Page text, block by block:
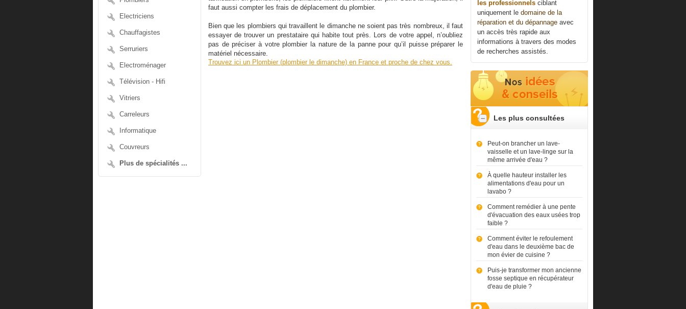
Electriciens
Chauffagistes
Serruriers
Electroménager
Télévision - Hifi
Vitriers
Carreleurs
Informatique
Couvreurs
Plus de spécialités ...
faut aussi compter les frais de déplacement du plombier.
Bien que les plombiers qui travaillent le dimanche ne soient pas très nombreux, il faut
essayer de trouver un prestataire qui habite tout près. Lors de votre appel, n’oubliez
pas de préciser à votre plombier la nature de la panne pour qu’il puisse préparer le
matériel nécessaire.
Trouvez ici un Plombier (plombier le dimanche) en France et proche de chez vous.
les professionnelsciblant
uniquement le domaine de la
réparation et du dépannageavec
un accès très rapide aux
informations à travers des modes
de recherches assistés.
Les plus consultées
Peut-on brancher un lave-
vaisselle et un lave-linge sur la
même arrivée d'eau ?
À quelle hauteur installer les
alimentations d'eau pour un
lavabo ?
Comment remédier à une pente
d'évacuation des eaux usées trop
faible ?
Comment éviter le refoulement
d'eau dans le deuxième bac de
mon évier de cuisine ?
Puis-je transformer mon ancienne
fosse septique en récupérateur
d'eau de pluie ?